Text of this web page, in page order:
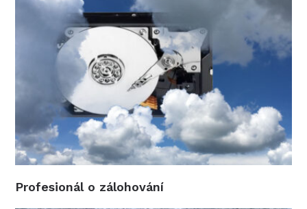
Profesionál o zálohování